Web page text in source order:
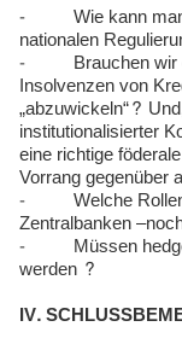
- Wie kann man
nationalen
- Brauchen wir
Insolvenzen von
„abzuwickeln“?
institutionalisierter
eine richtige
Vorrang gegenüber
- Welche Rollen
Zentralbanken
- Müssen hedge
werden ?
IV.